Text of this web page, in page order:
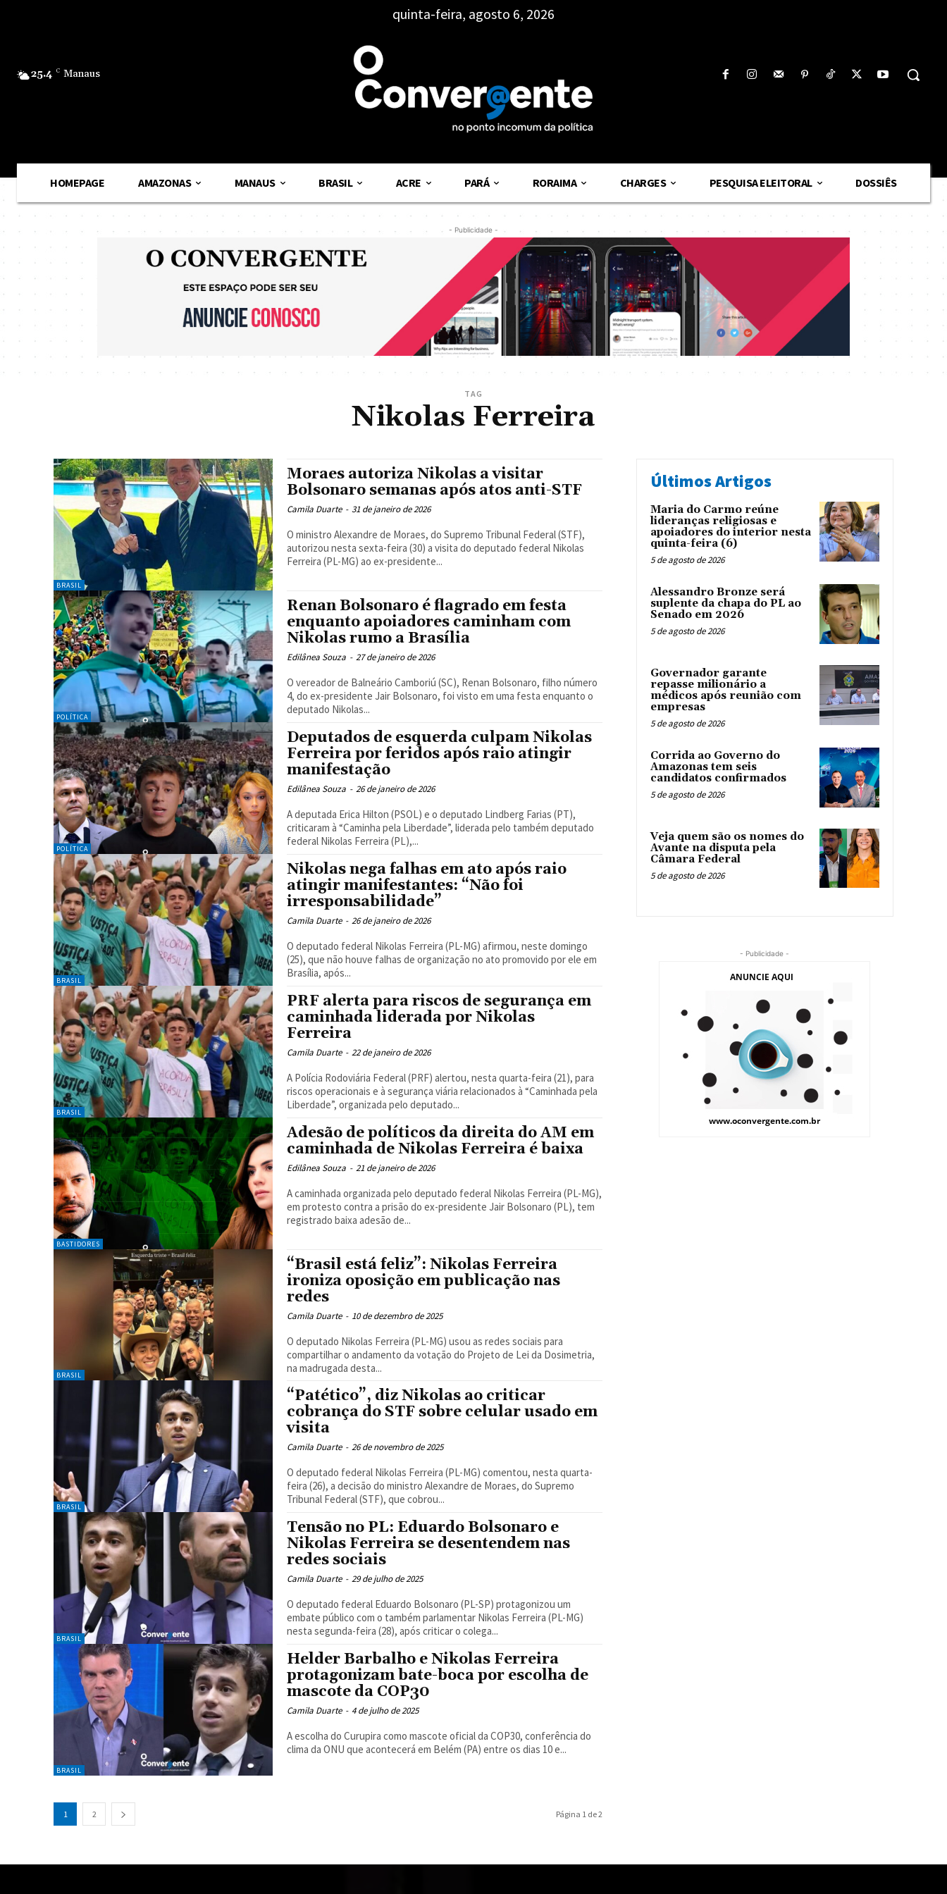
25.4 C Manaus
quinta-feira, agosto 6, 2026
HOMEPAGE AMAZONAS MANAUS BRASIL ACRE PARÁ RORAIMA CHARGES PESQUISA ELEITORAL DOSSIÊS
- Publicidade -
TAG
Nikolas Ferreira
BRASIL
Moraes autoriza Nikolas a visitar
Bolsonaro semanas após atos anti-STF
Camila Duarte - 31 de janeiro de 2026
O ministro Alexandre de Moraes, do Supremo Tribunal Federal (STF),
autorizou nesta sexta-feira (30) a visita do deputado federal Nikolas
Ferreira (PL-MG) ao ex-presidente...
POLÍTICA
Renan Bolsonaro é flagrado em festa
enquanto apoiadores caminham com
Nikolas rumo a Brasília
Edilânea Souza - 27 de janeiro de 2026
O vereador de Balneário Camboriú (SC), Renan Bolsonaro, filho número
4, do ex-presidente Jair Bolsonaro, foi visto em uma festa enquanto o
deputado Nikolas...
POLÍTICA
Deputados de esquerda culpam Nikolas
Ferreira por feridos após raio atingir
manifestação
Edilânea Souza - 26 de janeiro de 2026
A deputada Erica Hilton (PSOL) e o deputado Lindberg Farias (PT),
criticaram à “Caminha pela Liberdade”, liderada pelo também deputado
federal Nikolas Ferreira (PL),...
BRASIL
Nikolas nega falhas em ato após raio
atingir manifestantes: “Não foi
irresponsabilidade”
Camila Duarte - 26 de janeiro de 2026
O deputado federal Nikolas Ferreira (PL-MG) afirmou, neste domingo
(25), que não houve falhas de organização no ato promovido por ele em
Brasília, após...
BRASIL
PRF alerta para riscos de segurança em
caminhada liderada por Nikolas
Ferreira
Camila Duarte - 22 de janeiro de 2026
A Polícia Rodoviária Federal (PRF) alertou, nesta quarta-feira (21), para
riscos operacionais e à segurança viária relacionados à “Caminhada pela
Liberdade”, organizada pelo deputado...
BASTIDORES
Adesão de políticos da direita do AM em
caminhada de Nikolas Ferreira é baixa
Edilânea Souza - 21 de janeiro de 2026
A caminhada organizada pelo deputado federal Nikolas Ferreira (PL-MG),
em protesto contra a prisão do ex-presidente Jair Bolsonaro (PL), tem
registrado baixa adesão de...
BRASIL
“Brasil está feliz”: Nikolas Ferreira
ironiza oposição em publicação nas
redes
Camila Duarte - 10 de dezembro de 2025
O deputado Nikolas Ferreira (PL-MG) usou as redes sociais para
compartilhar o andamento da votação do Projeto de Lei da Dosimetria,
na madrugada desta...
BRASIL
“Patético”, diz Nikolas ao criticar
cobrança do STF sobre celular usado em
visita
Camila Duarte - 26 de novembro de 2025
O deputado federal Nikolas Ferreira (PL-MG) comentou, nesta quarta-
feira (26), a decisão do ministro Alexandre de Moraes, do Supremo
Tribunal Federal (STF), que cobrou...
BRASIL
Tensão no PL: Eduardo Bolsonaro e
Nikolas Ferreira se desentendem nas
redes sociais
Camila Duarte - 29 de julho de 2025
O deputado federal Eduardo Bolsonaro (PL-SP) protagonizou um
embate público com o também parlamentar Nikolas Ferreira (PL-MG)
nesta segunda-feira (28), após criticar o colega...
BRASIL
Helder Barbalho e Nikolas Ferreira
protagonizam bate-boca por escolha de
mascote da COP30
Camila Duarte - 4 de julho de 2025
A escolha do Curupira como mascote oficial da COP30, conferência do
clima da ONU que acontecerá em Belém (PA) entre os dias 10 e...
1 2 Página 1 de 2
Últimos Artigos
Maria do Carmo reúne
lideranças religiosas e
apoiadores do interior nesta
quinta-feira (6)
5 de agosto de 2026
Alessandro Bronze será
suplente da chapa do PL ao
Senado em 2026
5 de agosto de 2026
Governador garante
repasse milionário a
médicos após reunião com
empresas
5 de agosto de 2026
Corrida ao Governo do
Amazonas tem seis
candidatos confirmados
5 de agosto de 2026
Veja quem são os nomes do
Avante na disputa pela
Câmara Federal
5 de agosto de 2026
- Publicidade -